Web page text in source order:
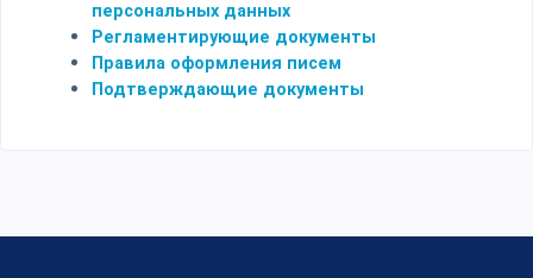
персональных данных
Регламентирующие документы
Правила оформления писем
Подтверждающие документы